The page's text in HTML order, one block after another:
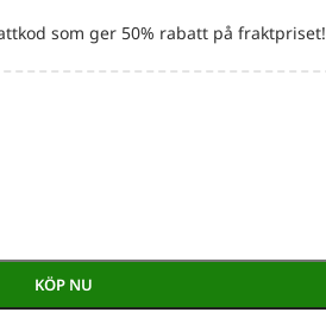
som ger 50% rabatt på fraktpriset!
KÖP NU